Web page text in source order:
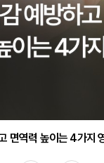
면역력 높이는 4가지